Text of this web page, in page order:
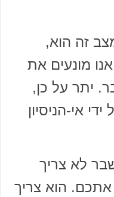
זה הוא,
מונעים את
יתר על כן,
אי-הניסיון
לא צריך
הוא צריך